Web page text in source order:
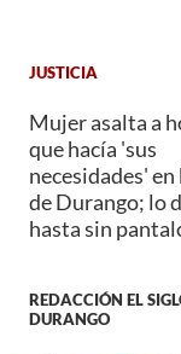
JUSTICIA
Mujer asalta a
que hacía 'sus
necesidades'
de Durango; lo
hasta sin
REDACCIÓN EL
DURANGO